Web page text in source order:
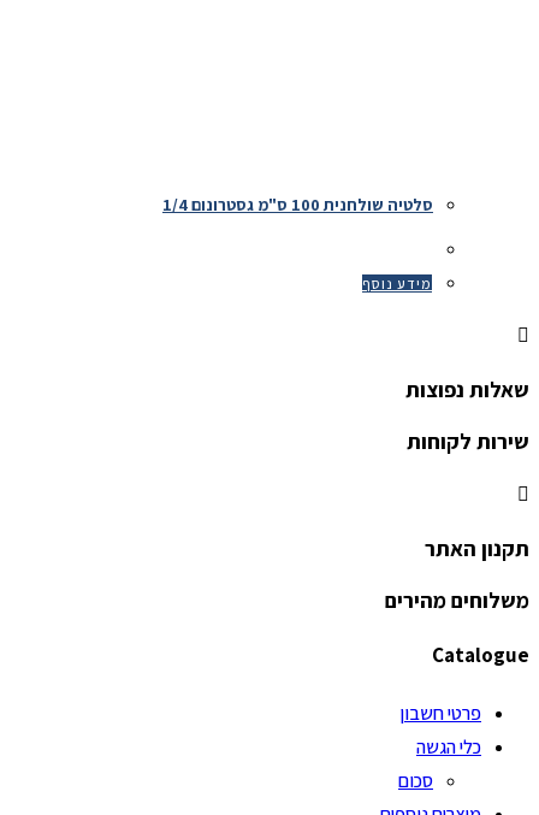
סלטיה שולחנית 100 ס"מ גסטרונום 1/4
מידע נוסף
שאלות נפוצות
שירות לקוחות
תקנון האתר
משלוחים מהירים
Catalogue
פרטי חשבון
כלי הגשה
סכום